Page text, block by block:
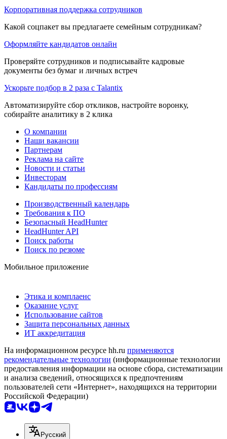
Корпоративная поддержка сотрудников
Какой соцпакет вы предлагаете семейным сотрудникам?
Оформляйте кандидатов онлайн
Проверяйте сотрудников и подписывайте кадровые
документы без бумаг и личных встреч
Ускорьте подбор в 2 раза с Talantix
Автоматизируйте сбор откликов, настройте воронку,
собирайте аналитику в 2 клика
О компании
Наши вакансии
Партнерам
Реклама на сайте
Новости и статьи
Инвесторам
Кандидаты по профессиям
Производственный календарь
Требования к ПО
Безопасный HeadHunter
HeadHunter API
Поиск работы
Поиск по резюме
Мобильное приложение
Этика и комплаенс
Оказание услуг
Использование сайтов
Защита персональных данных
ИТ аккредитация
На информационном ресурсе hh.ru применяются
рекомендательные технологии (информационные технологии
предоставления информации на основе сбора, систематизации
и анализа сведений, относящихся к предпочтениям
пользователей сети «Интернет», находящихся на территории
Российской Федерации)
Русский